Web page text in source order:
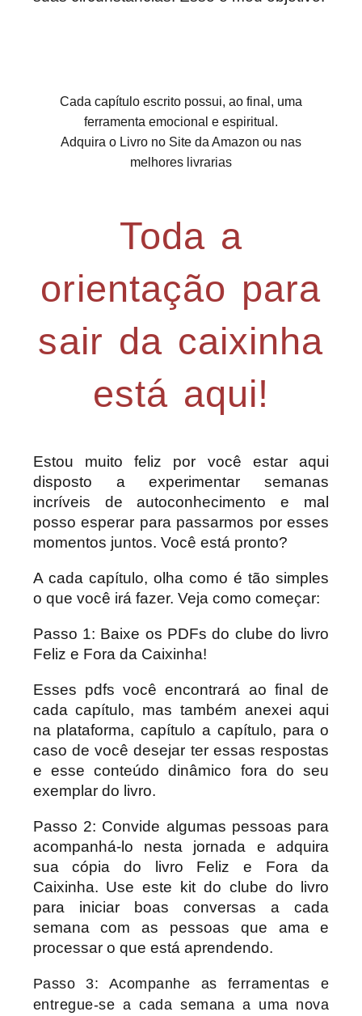
Cada capítulo escrito possui, ao final, uma
ferramenta emocional e espiritual.
Adquira o Livro no Site da Amazon ou nas
melhores livrarias
Toda a
orientação para
sair da caixinha
está aqui!
Estou muito feliz por você estar aqui
disposto a experimentar semanas
incríveis de autoconhecimento e mal
posso esperar para passarmos por esses
momentos juntos. Você está pronto?
A cada capítulo, olha como é tão simples
o que você irá fazer. Veja como começar:
Passo 1: Baixe os PDFs do clube do livro
Feliz e Fora da Caixinha!
Esses pdfs você encontrará ao final de
cada capítulo, mas também anexei aqui
na plataforma, capítulo a capítulo, para o
caso de você desejar ter essas respostas
e esse conteúdo dinâmico fora do seu
exemplar do livro.
Passo 2: Convide algumas pessoas para
acompanhá-lo nesta jornada e adquira
sua cópia do livro Feliz e Fora da
Caixinha. Use este kit do clube do livro
para iniciar boas conversas a cada
semana com as pessoas que ama e
processar o que está aprendendo.
Passo 3: Acompanhe as ferramentas e
entregue-se a cada semana a uma nova